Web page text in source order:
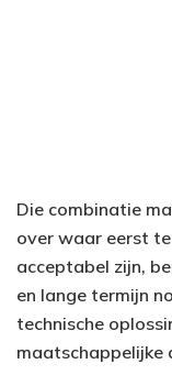
Die combinatie
over waar eerst te
acceptabel zijn,
en lange termijn
technische
maatschappelijke